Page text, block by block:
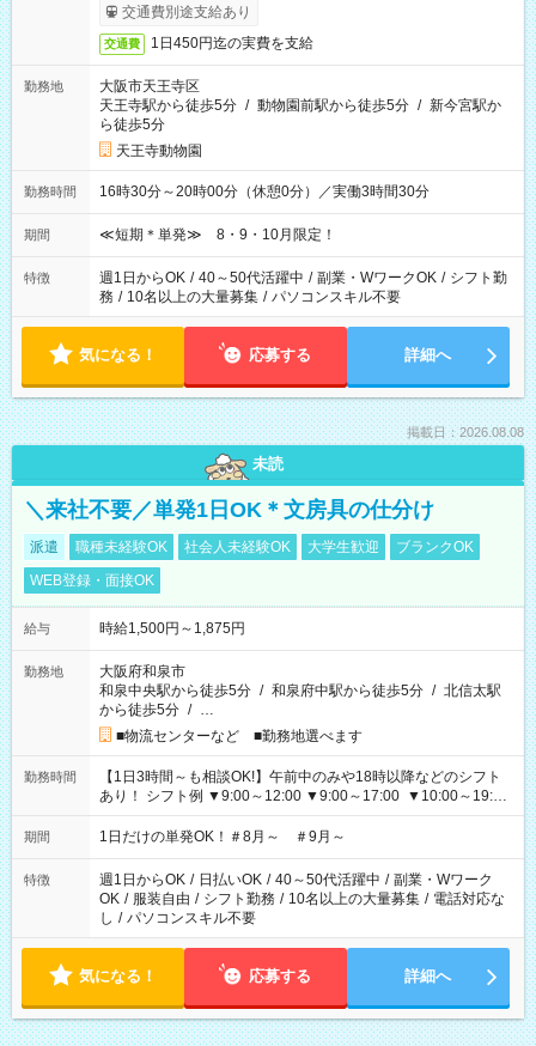
交通費別途支給あり
交通費 1日450円迄の実費を支給
勤務地
大阪市天王寺区
天王寺駅から徒歩5分 / 動物園前駅から徒歩5分 / 新今宮駅か
ら徒歩5分
天王寺動物園
勤務時間 16時30分～20時00分（休憩0分）／実働3時間30分
期間 ≪短期＊単発≫ 8・9・10月限定！
特徴 週1日からOK / 40～50代活躍中 / 副業・WワークOK / シフト勤
務 / 10名以上の大量募集 / パソコンスキル不要
気になる！ 応募する 詳細へ
掲載日：2026.08.08
未読
＼来社不要／単発1日OK＊文房具の仕分け
派遣 職種未経験OK 社会人未経験OK 大学生歓迎
ブランクOK
WEB登録・面接OK
給与 時給1,500円～1,875円
勤務地
大阪府和泉市
和泉中央駅から徒歩5分 / 和泉府中駅から徒歩5分 / 北信太駅
から徒歩5分 / …
■物流センターなど ■勤務地選べます
勤務時間
【1日3時間～も相談OK!】午前中のみや18時以降などのシフト
あり！ シフト例 ▼9:00～12:00 ▼9:00～17:00 ▼10:00～19:00
▼18:00～21:00
期間 1日だけの単発OK！＃8月～ ＃9月～
特徴 週1日からOK / 日払いOK / 40～50代活躍中 / 副業・Wワーク
OK / 服装自由 / シフト勤務 / 10名以上の大量募集 / 電話対応な
し / パソコンスキル不要
気になる！ 応募する 詳細へ